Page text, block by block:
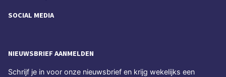
SOCIAL MEDIA
NIEUWSBRIEF AANMELDEN
Schrijf je in voor onze nieuwsbrief en krijg wekelijks een